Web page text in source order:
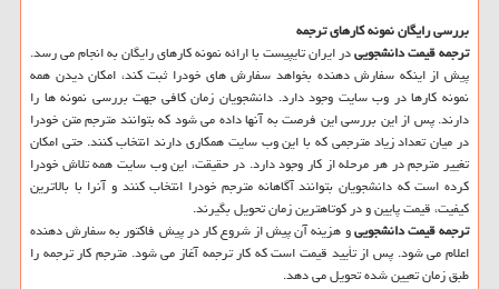
بررسی رایگان نمونه کارهای ترجمه
ترجمه قیمت دانشجوییدر ایران تایپیست با ارائه نمونه کارهای رایگان به انجام می رسد.
پیش از اینکه سفارش دهنده بخواهد سفارش های خودرا ثبت کند، امکان دیدن همه
نمونه کارها در وب سایت وجود دارد. دانشجویان زمان کافی جهت بررسی نمونه ها را
دارند. پس از این بررسی این فرصت به آنها داده می شود که بتوانند مترجم متن خودرا
در میان تعداد زیاد مترجمی که با این وب سایت همکاری دارند انتخاب کنند. حتی امکان
تغییر مترجم در هر مرحله از کار وجود دارد. در حقیقت، این وب سایت همه تلاش خودرا
کرده است که دانشجویان بتوانند آگاهانه مترجم خودرا انتخاب کنند و آنرا با بالاترین
کیفیت، قیمت پایین و در کوتاهترین زمان تحویل بگیرند.
ترجمه قیمت دانشجوییو هزینه آن پیش از شروع کار در پیش فاکتور به سفارش دهنده
اعلام می شود. پس از تأیید قیمت است که کار ترجمه آغاز می شود. مترجم کار ترجمه را
طبق زمان تعیین شده تحویل می دهد.